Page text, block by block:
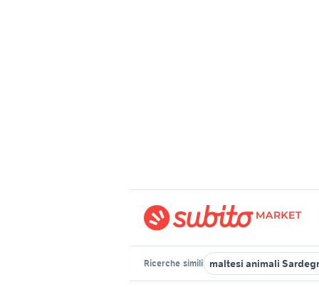
Ricerche simili maltesi animali